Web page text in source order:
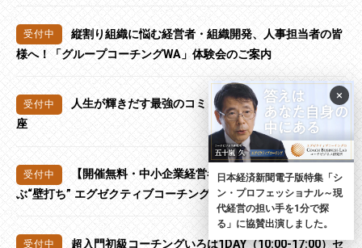
縦割り組織に悩む経営者・組織開発、人事担当者の皆
様へ！「グループコーチングWA」体験会のご案内
人生が輝きだす最強のコミュニケーション術 無料講
座
【開催無料・中小企業経営者限定】できる経営者が選
ぶ“壁打ち” エグゼクティブコーチング解説セミナー
超入門初級コーチングいろは1DAY（10:00-17:00）セ
×
日本経済新聞電子版特集「シ
ン・プロフェッショナル～現
代経営の担い手を1分で探
る」に協賛出演しました。